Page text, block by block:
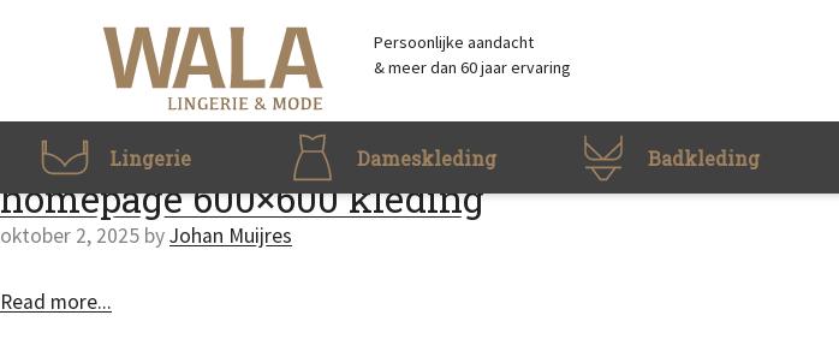
Persoonlijke aandacht
& meer dan 60 jaar ervaring
Lingerie Dameskleding Badkleding
homepage 600×600 kleding
oktober 2, 2025 byJohan Muijres
Read more...